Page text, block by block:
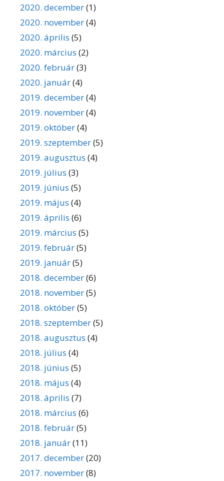
2020. december(1)
2020. november(4)
2020. április (5)
2020. március (2)
2020. február(3)
2020. január(4)
2019. december(4)
2019. november(4)
2019. október(4)
2019. szeptember(5)
2019. augusztus (4)
2019. július (3)
2019. június (5)
2019. május (4)
2019. április (6)
2019. március (5)
2019. február(5)
2019. január(5)
2018. december(6)
2018. november(5)
2018. október(5)
2018. szeptember(5)
2018. augusztus (4)
2018. július (4)
2018. június (5)
2018. május (4)
2018. április (7)
2018. március (6)
2018. február(5)
2018. január(11)
2017. december(20)
2017. november(8)